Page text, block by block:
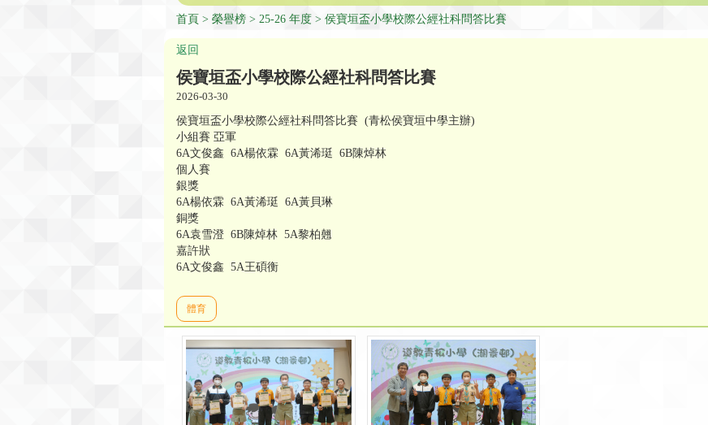
首頁 榮譽榜 25-26 年度 侯寶垣盃小學校際公經社科問答比賽
返回
侯寶垣盃小學校際公經社科問答比賽
2026-03-30
侯寶垣盃小學校際公經社科問答比賽 (青松侯寶垣中學主辦)
小組賽 亞軍
6A文俊鑫 6A楊依霖 6A黃浠珽 6B陳焯林
個人賽
銀獎
6A楊依霖 6A黃浠珽 6A黃貝琳
銅獎
6A袁雪澄 6B陳焯林 5A黎柏翹
嘉許狀
6A文俊鑫 5A王碩衡
體育